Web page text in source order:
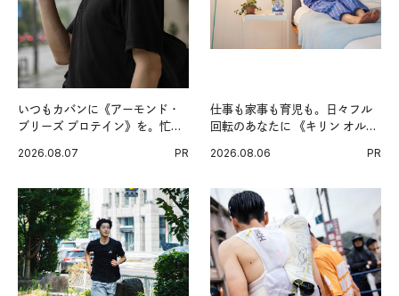
いつもカバンに《アーモンド・
ブリーズ プロテイン》を。忙し
グ習慣。
2026.08.07 PR
仕事も家事も育児も。日々フル
回転のあなたに 《キリン オルニ
2026.08.06 PR